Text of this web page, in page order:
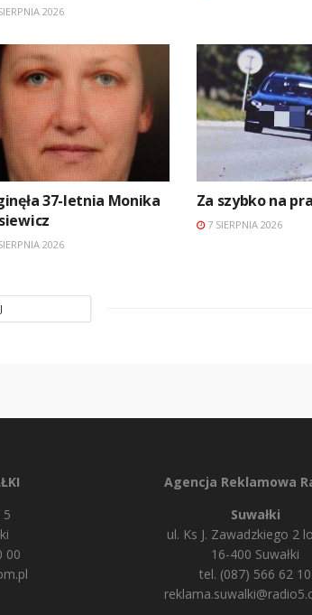
2026
37-letnia Monika
2026
Za szybko na
7 SIERPNIA 2026
5
00
Agencja Reklamowa
Suwałki
ul. Ks J. Zawadzkiego 2
16-400 Suwałki
tel. (087) 566 62 10